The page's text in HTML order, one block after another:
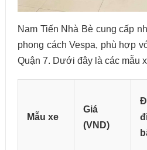
Nam Tiến Nhà Bè cung cấp
phong cách Vespa, phù hợp
Quận 7. Dưới đây là các mẫu
Mẫu xe
Giá
(VND)